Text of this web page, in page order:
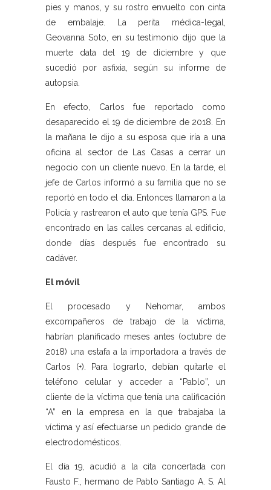
pies y manos, y su rostro envuelto con cinta
de embalaje. La perita médica-legal,
Geovanna Soto, en su testimonio dijo que la
muerte data del 19 de diciembre y que
sucedió por asfixia, según su informe de
autopsia.
En efecto, Carlos fue reportado como
desaparecido el 19 de diciembre de 2018. En
la mañana le dijo a su esposa que iría a una
oficina al sector de Las Casas a cerrar un
negocio con un cliente nuevo. En la tarde, el
jefe de Carlos informó a su familia que no se
reportó en todo el día. Entonces llamaron a la
Policía y rastrearon el auto que tenía GPS. Fue
encontrado en las calles cercanas al edificio,
donde días después fue encontrado su
cadáver.
El móvil
El procesado y Nehomar, ambos
excompañeros de trabajo de la víctima,
habrían planificado meses antes (octubre de
2018) una estafa a la importadora a través de
Carlos (+). Para lograrlo, debían quitarle el
teléfono celular y acceder a “Pablo”, un
cliente de la víctima que tenía una calificación
“A” en la empresa en la que trabajaba la
víctima y así efectuarse un pedido grande de
electrodomésticos.
El día 19, acudió a la cita concertada con
Fausto F., hermano de Pablo Santiago A. S. Al